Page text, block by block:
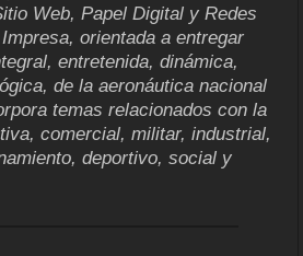
Web, Papel Digital y Redes
orientada a entregar
entretenida, dinámica,
de la aeronáutica nacional
temas relacionados con la
comercial, militar, industrial,
deportivo, social y